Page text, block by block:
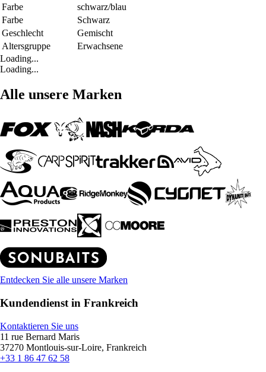
Farbe
schwarz/blau
Farbe
Schwarz
Geschlecht
Gemischt
Altersgruppe
Erwachsene
Loading...
Loading...
Alle unsere Marken
Entdecken Sie alle unsere Marken
Kundendienst in Frankreich
Kontaktieren Sie uns
11 rue Bernard Maris
37270 Montlouis-sur-Loire, Frankreich
+33 1 86 47 62 58